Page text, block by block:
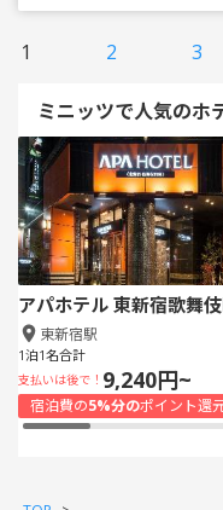
1 2 3
ミニッツで人気のホ
アパホテル 東新宿歌舞
東新宿駅
1泊1名合計
支払いは後で！ 9,240円~
宿泊費の5%分のポイント還